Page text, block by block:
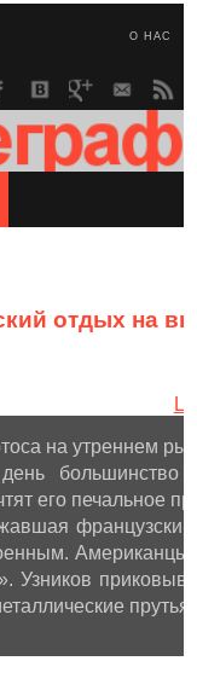
О НАС
отдых на
на утреннем
большинство
его печальное
Американцы
Узников
прутья.